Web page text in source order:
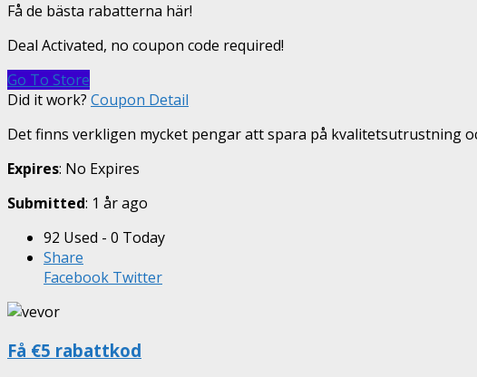
Få de bästa rabatterna här!
Deal Activated, no coupon code required!
Go To Store
Did it work? Coupon Detail
Det finns verkligen mycket pengar att spara på kvalitetsutrustning
Expires: No Expires
Submitted: 1 år ago
92 Used - 0 Today
Share
Facebook Twitter
Få €5 rabattkod